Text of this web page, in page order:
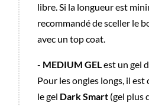
libre. Si la longueur est
recommandé de sceller le
avec un top coat.
- MEDIUM GEL est un gel
Pour les ongles longs, il
le gel Dark Smart (gel plus